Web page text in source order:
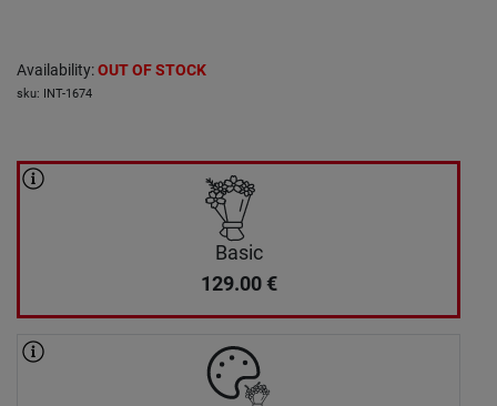
Availability:OUT OF STOCK
sku: INT-1674
Basic
129.00 €